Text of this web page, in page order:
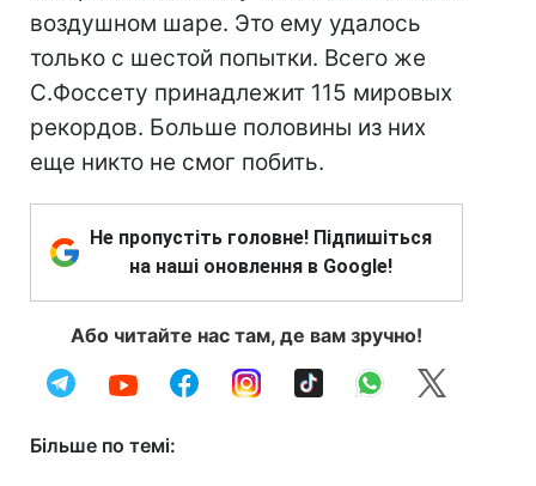
воздушном шаре. Это ему удалось
только с шестой попытки. Всего же
С.Фоссету принадлежит 115 мировых
рекордов. Больше половины из них
еще никто не смог побить.
Не пропустіть головне! Підпишіться
на наші оновлення в Google!
Або читайте нас там, де вам зручно!
Більше по темі: